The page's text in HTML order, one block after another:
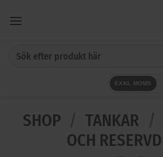
EXKL MOMS
SHOP TANKAR
OCH